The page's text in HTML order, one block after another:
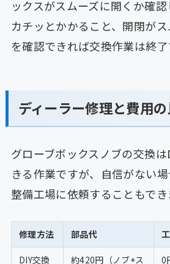
ックスがスムーズに開くか確
カチッとかかること、開閉が
を確認できれば交換作業は終了
ディーラー修理と費用
グローブボックスノブの交換
きる作業ですが、自信がない
整備工場に依頼することもでき
修理方法 部品代
DIY交換
約420円（ノブ+ス
0